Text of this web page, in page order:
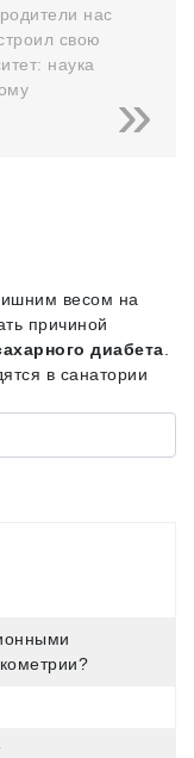
нас
свою
наука
весом на
причиной
диабета
в санатории